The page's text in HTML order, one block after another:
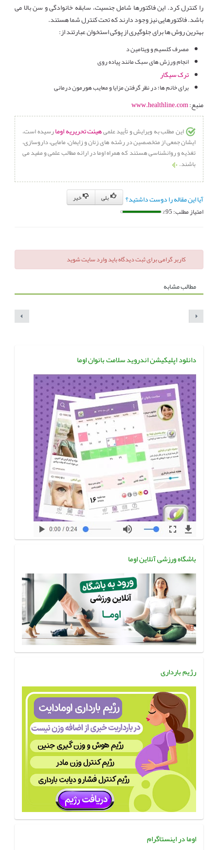
را کنترل کرد. این فاکتورها شامل جنسیت، سابقه خانوادگی و سن بالا می
باشد. فاکتورهایی نیز وجود دارند که تحت کنترل شما هستند.
بهترین روش ها برای جلوگیری از پوکی استخوان عبارتند از:
مصرف کلسیم و ویتامین د
انجام ورزش های سبک مانند پیاده روی
ترک سیگار
برای خانم ها؛ در نظر گرفتن مزایا و معایب هورمون درمانی
منبع:www.healthline.com
این مطلب به ویرایش و تأیید علمیهیئت تحریریه اومارسیده است،
ایشان جمعی از متخصصین در رشته های زنان و زایمان، مامایی، داروسازی،
تغذیه و روانشناسی هستند که همراه اوما در ارائه مطالب علمی و مفید می
باشند.
آیا این مقاله را دوست داشتید؟
امتیاز مطلب: 95%
کاربر گرامی برای ثبت دیدگاه باید وارد سایت شوید
مطالب مشابه
دانلود اپلیکیشن اندروید سلامت بانوان اوما
باشگاه ورزشی آنلاین اوما
رژیم بارداری
اوما در اینستاگرام